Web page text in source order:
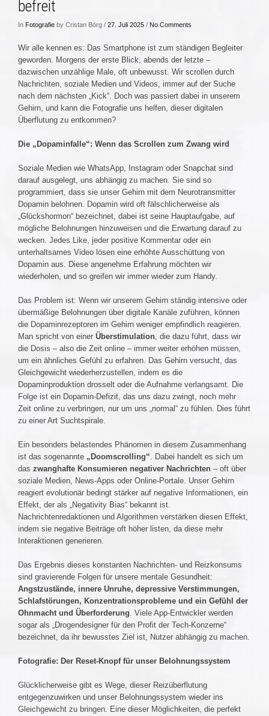
befreit
In Fotografie by Cristan Börg / 27. Juli 2025 / No Comments
Wir alle kennen es: Das Smartphone ist zum ständigen Begleiter
geworden. Morgens der erste Blick, abends der letzte –
dazwischen unzählige Male, oft unbewusst. Wir scrollen durch
Nachrichten, soziale Medien und Videos, immer auf der Suche
nach dem nächsten „Kick“. Doch was passiert dabei in unserem
Gehirn, und kann die Fotografie uns helfen, dieser digitalen
Überflutung zu entkommen?
Die „Dopaminfalle“: Wenn das Scrollen zum Zwang wird
Soziale Medien wie WhatsApp, Instagram oder Snapchat sind
darauf ausgelegt, uns abhängig zu machen. Sie sind so
programmiert, dass sie unser Gehirn mit dem Neurotransmitter
Dopamin belohnen. Dopamin wird oft fälschlicherweise als
„Glückshormon“ bezeichnet, dabei ist seine Hauptaufgabe, auf
mögliche Belohnungen hinzuweisen und die Erwartung darauf zu
wecken. Jedes Like, jeder positive Kommentar oder ein
unterhaltsames Video lösen eine erhöhte Ausschüttung von
Dopamin aus. Diese angenehme Erfahrung möchten wir
wiederholen, und so greifen wir immer wieder zum Handy.
Das Problem ist: Wenn wir unserem Gehirn ständig intensive oder
übermäßige Belohnungen über digitale Kanäle zuführen, können
die Dopaminrezeptoren im Gehirn weniger empfindlich reagieren.
Man spricht von einer Überstimulation , die dazu führt, dass wir
die Dosis – also die Zeit online – immer weiter erhöhen müssen,
um ein ähnliches Gefühl zu erfahren. Das Gehirn versucht, das
Gleichgewicht wiederherzustellen, indem es die
Dopaminproduktion drosselt oder die Aufnahme verlangsamt. Die
Folge ist ein Dopamin-Defizit, das uns dazu zwingt, noch mehr
Zeit online zu verbringen, nur um uns „normal“ zu fühlen. Dies führt
zu einer Art Suchtspirale.
Ein besonders belastendes Phänomen in diesem Zusammenhang
ist das sogenannte „Doomscrolling“. Dabei handelt es sich um
das zwanghafte Konsumieren negativer Nachrichten – oft über
soziale Medien, News-Apps oder Online-Portale. Unser Gehirn
reagiert evolutionär bedingt stärker auf negative Informationen, ein
Effekt, der als „Negativity Bias“ bekannt ist.
Nachrichtenredaktionen und Algorithmen verstärken diesen Effekt,
indem sie negative Beiträge oft höher listen, da diese mehr
Interaktionen generieren.
Das Ergebnis dieses konstanten Nachrichten- und Reizkonsums
sind gravierende Folgen für unsere mentale Gesundheit:
Angstzustände, innere Unruhe, depressive Verstimmungen,
Schlafstörungen, Konzentrationsprobleme und ein Gefühl der
Ohnmacht und Überforderung. Viele App-Entwickler werden
sogar als „Drogendesigner für den Profit der Tech-Konzerne“
bezeichnet, da ihr bewusstes Ziel ist, Nutzer abhängig zu machen.
Fotografie: Der Reset-Knopf für unser Belohnungssystem
Glücklicherweise gibt es Wege, dieser Reizüberflutung
entgegenzuwirken und unser Belohnungssystem wieder ins
Gleichgewicht zu bringen. Eine dieser Möglichkeiten, die perfekt